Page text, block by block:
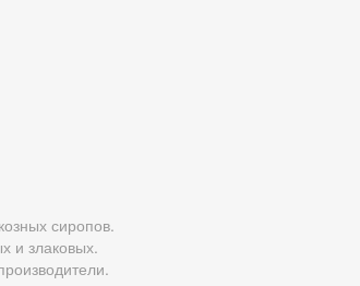
сиропов.
и злаковых.